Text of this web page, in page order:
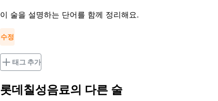
이 술을 설명하는 단어를 함께 정리해요.
수정
태그 추가
롯데칠성음료의 다른 술